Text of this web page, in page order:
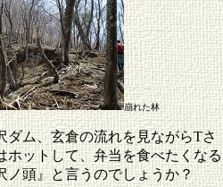
崩れた林
ダム、玄倉の流れを見ながらTさ
ホットして、弁当を食べたくなる
ノ頭』と言うのでしょうか？